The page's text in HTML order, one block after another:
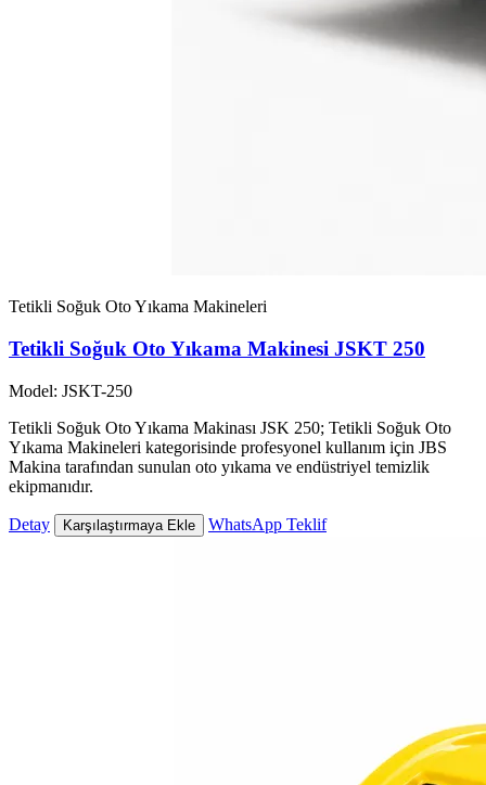
Tetikli Soğuk Oto Yıkama Makineleri
Tetikli Soğuk Oto Yıkama Makinesi JSKT 250
Model: JSKT-250
Tetikli Soğuk Oto Yıkama Makinası JSK 250; Tetikli Soğuk Oto
Yıkama Makineleri kategorisinde profesyonel kullanım için JBS
Makina tarafından sunulan oto yıkama ve endüstriyel temizlik
ekipmanıdır.
Detay Karşılaştırmaya Ekle WhatsApp Teklif